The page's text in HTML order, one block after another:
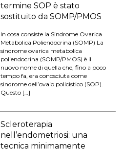
termine SOP è stato
sostituito da SOMP/PMOS
In cosa consiste la Sindrome Ovarica
Metabolica Poliendocrina (SOMP) La
sindrome ovarica metabolica
poliendocrina (SOMP/PMOS) è il
nuovo nome di quella che, fino a poco
tempo fa, era conosciuta come
sindrome dell’ovaio policistico (SOP).
Questo […]
Scleroterapia
nell’endometriosi: una
tecnica minimamente